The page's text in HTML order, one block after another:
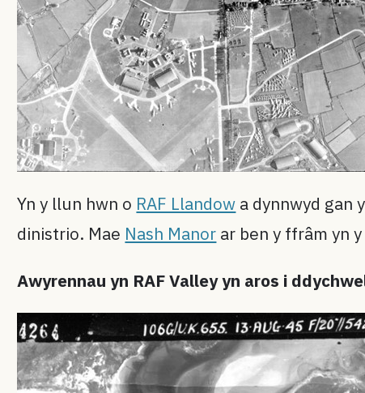
Yn y llun hwn o RAF Llandow a dynnwyd gan
dinistrio. Mae Nash Manor ar ben y ffrâm yn
Awyrennau yn RAF Valley yn aros i